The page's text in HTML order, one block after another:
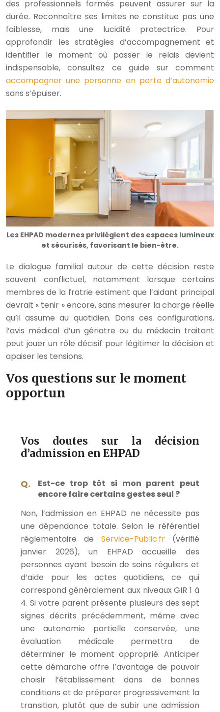
des professionnels formés peuvent assurer sur la
durée. Reconnaître ses limites ne constitue pas une
faiblesse, mais une lucidité protectrice. Pour
approfondir les stratégies d’accompagnement et
identifier le moment où passer le relais devient
indispensable, consultez ce guide sur comment
accompagner une personne en perte d’autonomie
sans s’épuiser.
Les EHPAD modernes privilégient des espaces lumineux
et sécurisés, favorisant le bien-être.
Le dialogue familial autour de cette décision reste
souvent conflictuel, notamment lorsque certains
membres de la fratrie estiment que l’aidant principal
devrait « tenir » encore, sans mesurer la charge réelle
qu’il assume au quotidien. Dans ces configurations,
l’avis médical d’un gériatre ou du médecin traitant
peut jouer un rôle décisif pour légitimer la décision et
apaiser les tensions.
Vos questions sur le moment
opportun
Vos doutes sur la décision
d’admission en EHPAD
Est-ce trop tôt si mon parent peut
encore faire certains gestes seul ?
Non, l’admission en EHPAD ne nécessite pas
une dépendance totale. Selon le référentiel
réglementaire de Service-Public.fr (vérifié
janvier 2026), un EHPAD accueille des
personnes ayant besoin de soins réguliers et
d’aide pour les actes quotidiens, ce qui
correspond généralement aux niveaux GIR 1 à
4. Si votre parent présente plusieurs des sept
signes décrits précédemment, même avec
une autonomie partielle conservée, une
évaluation médicale permettra de
déterminer le moment approprié. Anticiper
cette démarche offre l’avantage de pouvoir
choisir l’établissement dans de bonnes
conditions et de préparer progressivement la
transition, plutôt que de subir une admission